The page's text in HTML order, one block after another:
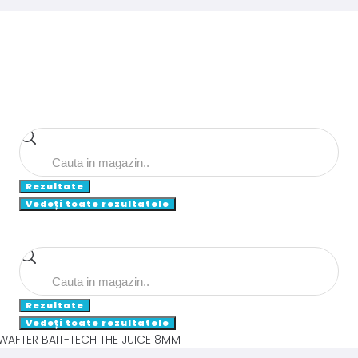
Search
...
Rezultate
Vedeți toate rezultatele
Search
...
Rezultate
Vedeți toate rezultatele
BAIT-TECH THE JUICE 8MM